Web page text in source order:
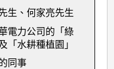
生、何家亮先生
電力公司的「綠
「水耕種植園」
同事